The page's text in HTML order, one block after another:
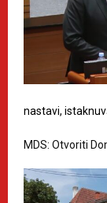
nastavi,
MDS: Otvoriti